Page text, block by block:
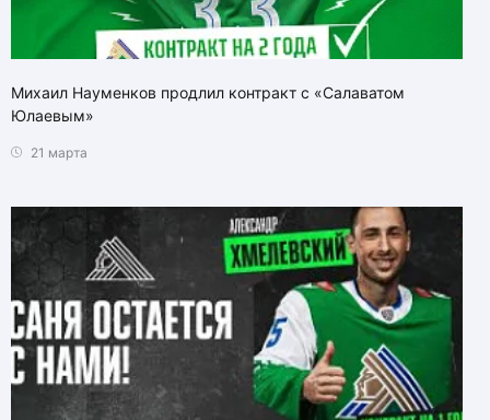
Михаил Науменков продлил контракт с «Салаватом
Юлаевым»
21 марта